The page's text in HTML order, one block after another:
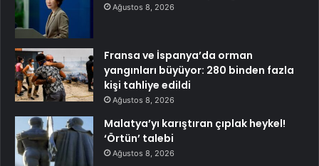
Ağustos 8, 2026
Fransa ve İspanya’da orman
yangınları büyüyor: 280 binden fazla
kişi tahliye edildi
Ağustos 8, 2026
Malatya’yı karıştıran çıplak heykel!
‘Örtün’ talebi
Ağustos 8, 2026